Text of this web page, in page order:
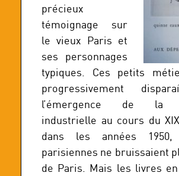
précieux
témoignage sur
le vieux Paris et
ses personnages
typiques. Ces petits
progressivement
l’émergence de la
industrielle au cours du
dans les années
parisiennes ne bruissaient
de Paris. Mais les livres